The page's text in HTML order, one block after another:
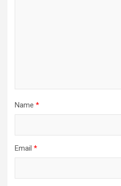
Name *
Email *